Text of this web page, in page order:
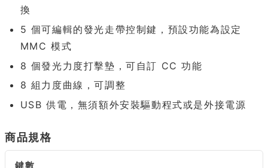
換
5 個可編輯的發光走帶控制鍵，預設功能為設定
MMC 模式
8 個發光力度打擊墊，可自訂 CC 功能
8 組力度曲線，可調整
USB 供電，無須額外安裝驅動程式或是外接電源
商品規格
鍵數